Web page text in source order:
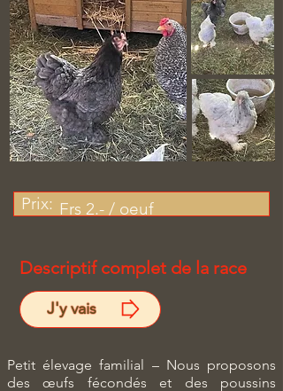
Prix: Frs 2.- / oeuf
Descriptif complet de la race
J'y vais
​
Petit élevage familial – Nous proposons
des œufs fécondés et des poussins